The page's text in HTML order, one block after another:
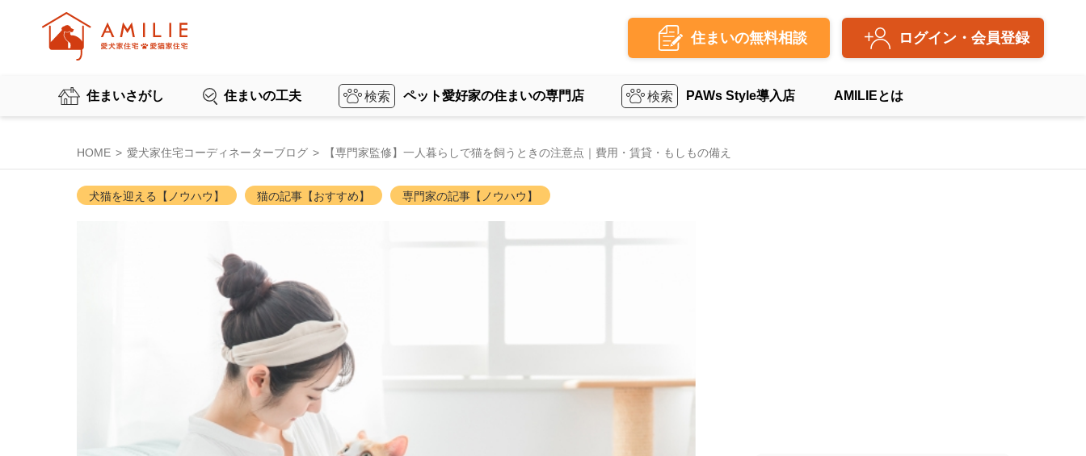
住まいの無料相談 ログイン・会員登録
住まいさがし 住まいの工夫 ペット愛好家の住まいの専門店 PAWs Style導入店 AMILIEとは
HOME 愛犬家住宅コーディネーターブログ 【専門家監修】一人暮らしで猫を飼うときの注意点｜費用・賃貸・もしもの備え
犬猫を迎える【ノウハウ】 猫の記事【おすすめ】 専門家の記事【ノウハウ】